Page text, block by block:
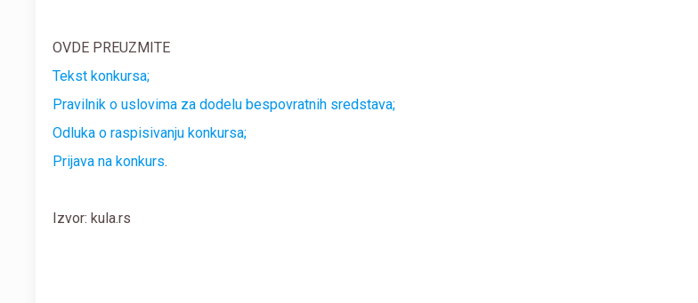
OVDE PREUZMITE
Tekst konkursa;
Pravilnik o uslovima za dodelu bespovratnih sredstava;
Odluka o raspisivanju konkursa;
Prijava na konkurs.
Izvor: kula.rs